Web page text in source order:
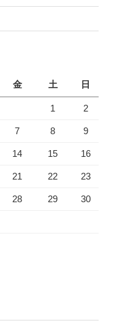
金 土 日
1 2
7 8 9
14 15 16
21 22 23
28 29 30